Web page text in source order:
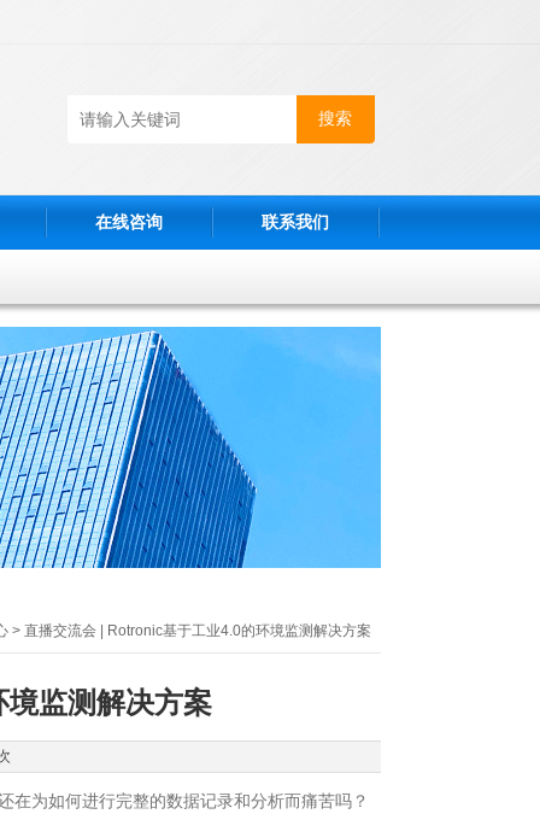
在线咨询 联系我们
> 直播交流会 | Rotronic基于工业4.0的环境监测解决方案
境监测解决方案
在为如何进行完整的数据记录和分析而痛苦吗？